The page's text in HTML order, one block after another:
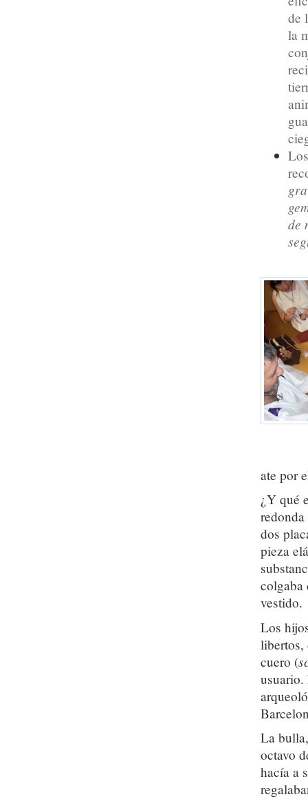
de
la
de
ate por
¿Y qué
dos
pieza
colgaba
vestido.
Los
libertos,
cuero (
usuario.
La
octavo
hacía a